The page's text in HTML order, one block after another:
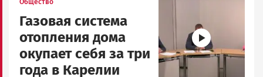
Газовая система
отопления дома
окупает себя за три
года в Карелии